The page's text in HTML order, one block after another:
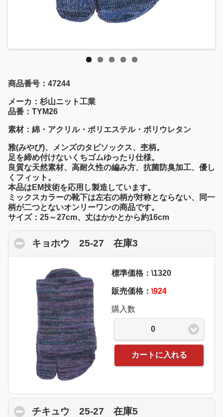
商品番号：47244
メーカ：杉山ニット工業
品番：TYM26
素材：綿・アクリル・ポリエステル・ポリウレタン
雅(みやび)、メンズのタビソックス、杢柄。
足を締め付けないくちゴムゆったり仕様。
良質な天然素材、高耐久性の編み方、抗菌防臭加工、優し
くフィット。
本品はEM技術を応用し製造しています。
ミックスカラーの靴下は左右の柄が対称とならない、同一
柄が二つとないオンリーワンの商品です。
サイズ：25～27cm、丈はかかとから約16cm
キョホウ 25-27 在庫3
標準価格：\1320
販売価格： \924
購入数
0
カートに入れる
チキュウ 25-27 在庫5